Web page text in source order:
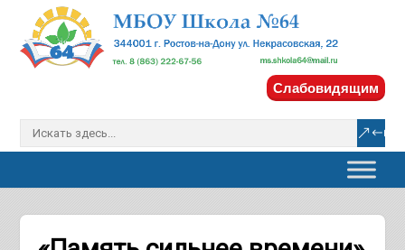
Слабовидящим